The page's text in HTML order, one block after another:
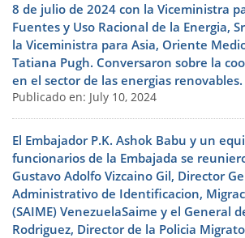
8 de julio de 2024 con la Viceministra
Fuentes y Uso Racional de la Energia,
la Viceministra para Asia, Oriente
Tatiana Pugh. Conversaron sobre la
en el sector de las energias renovables.
Publicado en: July 10, 2024
El Embajador P.K. Ashok Babu y un
funcionarios de la Embajada se
Gustavo Adolfo Vizcaino Gil, Director
Administrativo de Identificacion,
(SAIME) VenezuelaSaime y el General
Rodriguez, Director de la Policia